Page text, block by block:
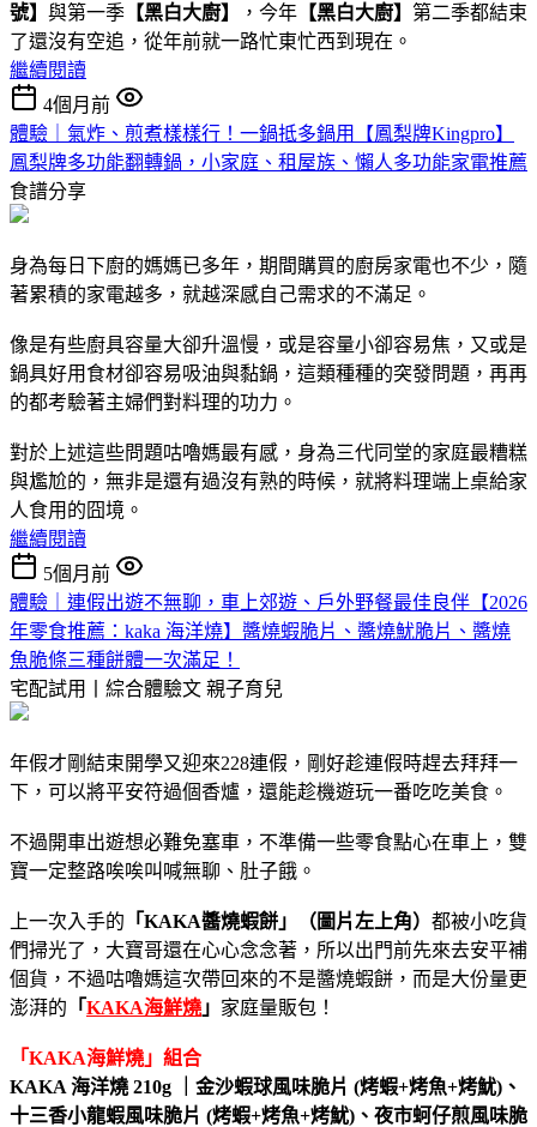
號】 與第一季 【黑白大廚】 ，今年 【黑白大廚】 第二季都結束
了還沒有空追，從年前就一路忙東忙西到現在。
繼續閱讀
4個月前
體驗｜氣炸、煎煮樣樣行！一鍋抵多鍋用【鳳梨牌Kingpro】
鳳梨牌多功能翻轉鍋，小家庭、租屋族、懶人多功能家電推薦
食譜分享
身為每日下廚的媽媽已多年，期間購買的廚房家電也不少，隨
著累積的家電越多，就越深感自己需求的不滿足。
像是有些廚具容量大卻升溫慢，或是容量小卻容易焦，又或是
鍋具好用食材卻容易吸油與黏鍋，這類種種的突發問題，再再
的都考驗著主婦們對料理的功力。
對於上述這些問題咕嚕媽最有感，身為三代同堂的家庭最糟糕
與尷尬的，無非是還有過沒有熟的時候，就將料理端上桌給家
人食用的囧境。
繼續閱讀
5個月前
體驗｜連假出遊不無聊，車上郊遊、戶外野餐最佳良伴【2026
年零食推薦：kaka 海洋燒】醬燒蝦脆片、醬燒魷脆片、醬燒
魚脆條三種餅體一次滿足！
宅配試用丨綜合體驗文 親子育兒
年假才剛結束開學又迎來228連假，剛好趁連假時趕去拜拜一
下，可以將平安符過個香爐，還能趁機遊玩一番吃吃美食。
不過開車出遊想必難免塞車，不準備一些零食點心在車上，雙
寶一定整路唉唉叫喊無聊、肚子餓。
上一次入手的 「KAKA醬燒蝦餅 」 （圖片左上角） 都被小吃貨
們掃光了，大寶哥還在心心念念著，所以出門前先來去安平補
個貨，不過咕嚕媽這次帶回來的不是醬燒蝦餅，而是大份量更
澎湃的 「KAKA海鮮燒 」 家庭量販包！
「KAKA海鮮燒」組合
KAKA 海洋燒 210g ｜ 金沙蝦球風味脆片 (烤蝦+烤魚+烤魷) 、
十三香小龍蝦風味脆片 (烤蝦+烤魚+烤魷) 、 夜市蚵仔煎風味脆